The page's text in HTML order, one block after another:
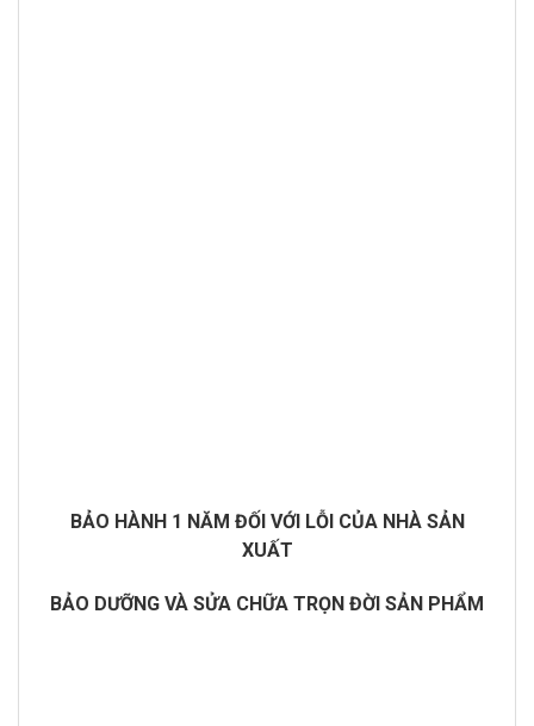
BẢO HÀNH 1 NĂM ĐỐI VỚI LỖI CỦA NHÀ SẢN
XUẤT
BẢO DƯỠNG VÀ SỬA CHỮA TRỌN ĐỜI SẢN PHẨM